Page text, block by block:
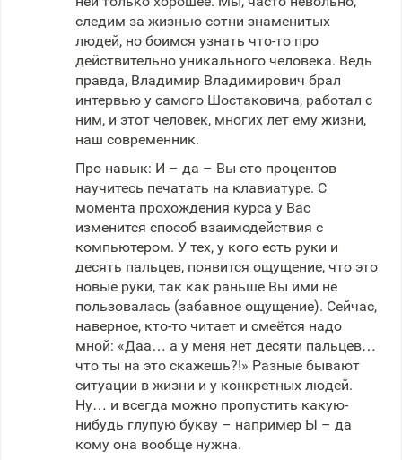
следим за жизнью сотни знаменитых
людей, но боимся узнать что-то про
действительно уникального человека. Ведь
правда, Владимир Владимирович брал
интервью у самого Шостаковича, работал с
ним, и этот человек, многих лет ему жизни,
наш современник.
Про навык: И – да – Вы сто процентов
научитесь печатать на клавиатуре. С
момента прохождения курса у Вас
изменится способ взаимодействия с
компьютером. У тех, у кого есть руки и
десять пальцев, появится ощущение, что это
новые руки, так как раньше Вы ими не
пользовалась (забавное ощущение). Сейчас,
наверное, кто-то читает и смеётся надо
мной: «Даа… а у меня нет десяти пальцев…
что ты на это скажешь?!» Разные бывают
ситуации в жизни и у конкретных людей.
Ну… и всегда можно пропустить какую-
нибудь глупую букву – например Ы – да
кому она вообще нужна.